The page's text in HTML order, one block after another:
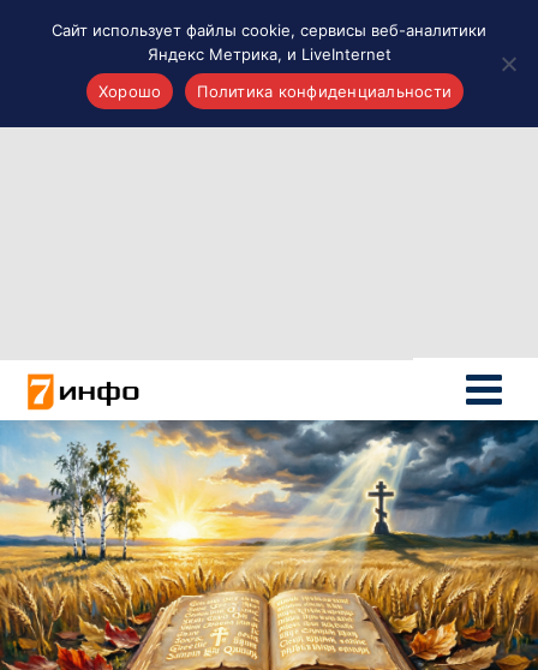
Новости России
Политика
Новости мира
Все материалы 7инфо
О НАС
ПОИСК ПО САЙТУ
Сайт использует файлы cookie, сервисы веб-аналитики
Яндекс Метрика, и LiveInternet
Хорошо
Политика конфиденциальности